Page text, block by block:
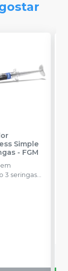
Simple
- FGM
3 seringas